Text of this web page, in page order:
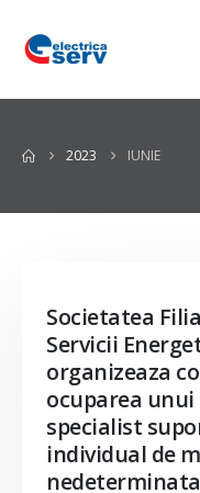
2023 IUNIE
Societatea
Servicii
organizeaza
ocuparea
specialist
individual de